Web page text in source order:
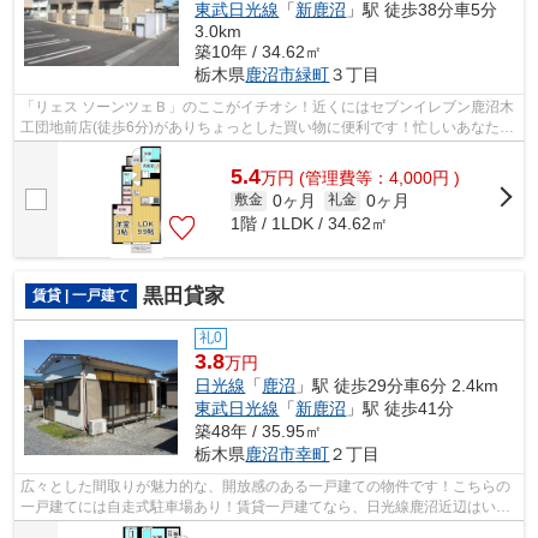
東武日光線 「新鹿沼 」駅 徒歩38分車5分
3.0km
築10年 / 34.62㎡
栃木県鹿沼市緑町３丁目
「リェス ソーンツェＢ」のここがイチオシ！近くにはセブンイレブン鹿沼木
工団地前店(徒歩6分)がありちょっとした買い物に便利です！忙しいあなたの
味方の、敷地内ごみ置き場つきの物...
5.4万円 (管理費等：4,000円 )
敷金 0ヶ月 礼金 0ヶ月
1階 / 1LDK / 34.62㎡
賃貸 | 一戸建て 黒田貸家
礼0
3.8万円
日光線 「鹿沼 」駅 徒歩29分車6分 2.4km
東武日光線 「新鹿沼 」駅 徒歩41分
築48年 / 35.95㎡
栃木県鹿沼市幸町２丁目
広々とした間取りが魅力的な、開放感のある一戸建ての物件です！こちらの
一戸建てには自走式駐車場あり！賃貸一戸建てなら、日光線鹿沼近辺はいか
がでしょうか！0289-63-0086までご連...